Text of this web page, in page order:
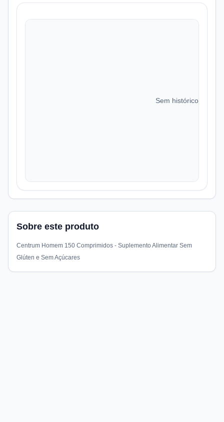
Sem histórico de
Sobre este produto
Centrum Homem 150 Comprimidos - Suplemento Alimentar Sem
Glúten e Sem Açúcares